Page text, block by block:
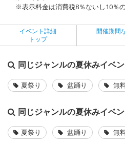
※表示料金は消費税8％ないし10％の
イベント詳細
トップ
開催期間
同じジャンルの夏休みイベ
夏祭り 盆踊り 無
同じジャンルの夏休みイベ
夏祭り 盆踊り 無